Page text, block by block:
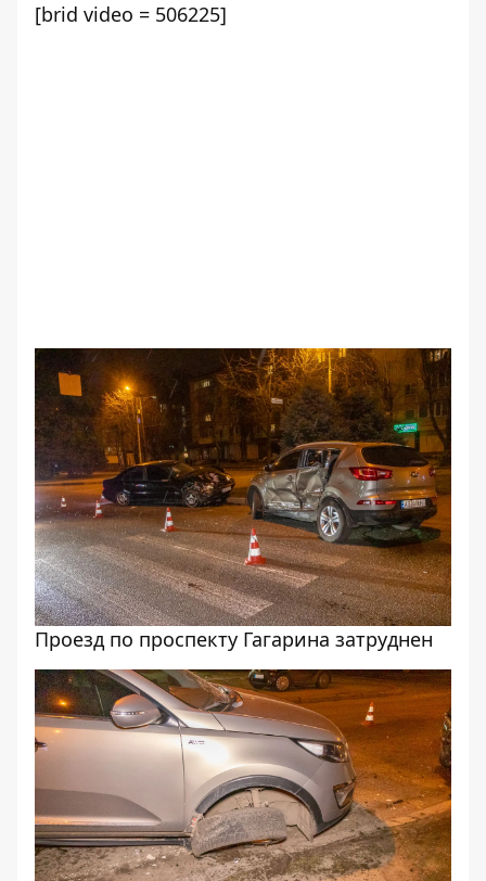
[brid video = 506225]
Проезд по проспекту Гагарина затруднен